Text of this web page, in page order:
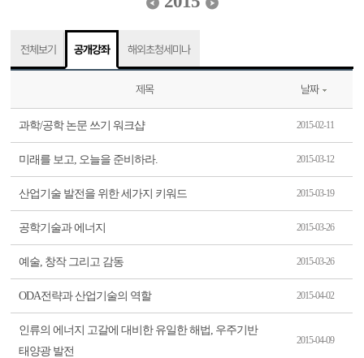
전체보기 공개강좌 해외초청세미나
제목 날짜
과학/공학 논문 쓰기 워크샵 2015-02-11
미래를 보고, 오늘을 준비하라. 2015-03-12
산업기술 발전을 위한 세가지 키워드 2015-03-19
공학기술과 에너지 2015-03-26
예술, 창작 그리고 감동 2015-03-26
ODA전략과 산업기술의 역할 2015-04-02
인류의 에너지 고갈에 대비한 유일한 해법, 우주기반
태양광 발전
2015-04-09